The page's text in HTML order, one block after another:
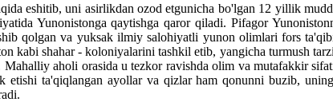
eshitib, uni asirlikdan ozod etgunicha bo'lgan 12 yillik
Yunonistonga qaytishga qaror qiladi. Pifagor
qolgan va yuksak ilmiy salohiyatli yunon olimlari fors
kabi shahar - koloniyalarini tashkil etib, yangicha turmush
aholi orasida u tezkor ravishda olim va mutafakkir
ta'qiqlangan ayollar va qizlar ham qonunni buzib,